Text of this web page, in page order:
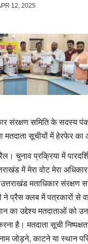
12, 2025
संरक्षण समिति के सदस्य
मतदाता सूचीयों में हेरफेर का
चुनाव प्रक्रिया में
में मेरा वोट मेरा
मताधिकार संरक्षण
प्रैस क्लब में पत्रकारों से
का उद्देश्य मतदाताओं को
है। मतदाता सूची
जोड़ने, काटने या स्थान